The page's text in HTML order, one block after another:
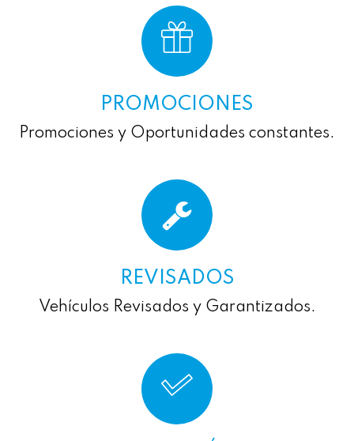
PROMOCIONES
Promociones y Oportunidades constantes.
REVISADOS
Vehículos Revisados y Garantizados.